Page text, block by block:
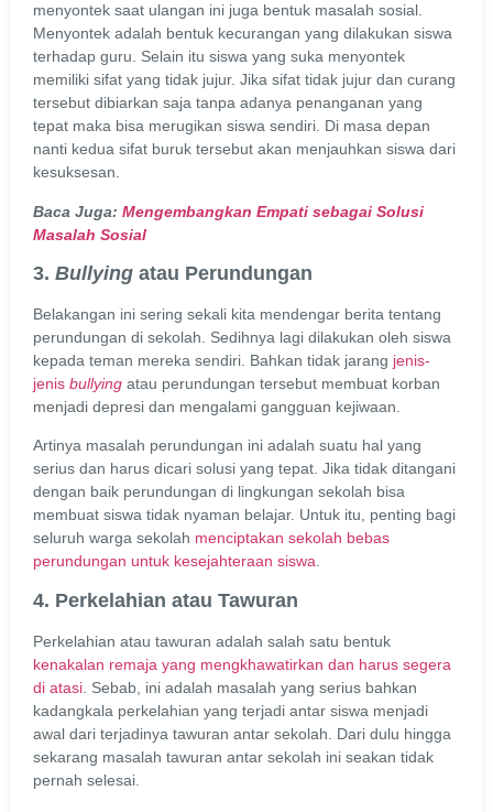
menyontek saat ulangan ini juga bentuk masalah sosial.
Menyontek adalah bentuk kecurangan yang dilakukan siswa
terhadap guru. Selain itu siswa yang suka menyontek
memiliki sifat yang tidak jujur. Jika sifat tidak jujur dan curang
tersebut dibiarkan saja tanpa adanya penanganan yang
tepat maka bisa merugikan siswa sendiri. Di masa depan
nanti kedua sifat buruk tersebut akan menjauhkan siswa dari
kesuksesan.
Baca Juga: Mengembangkan Empati sebagai Solusi
Masalah Sosial
3. Bullying atau Perundungan
Belakangan ini sering sekali kita mendengar berita tentang
perundungan di sekolah. Sedihnya lagi dilakukan oleh siswa
kepada teman mereka sendiri. Bahkan tidak jarang jenis-
jenis bullying atau perundungan tersebut membuat korban
menjadi depresi dan mengalami gangguan kejiwaan.
Artinya masalah perundungan ini adalah suatu hal yang
serius dan harus dicari solusi yang tepat. Jika tidak ditangani
dengan baik perundungan di lingkungan sekolah bisa
membuat siswa tidak nyaman belajar. Untuk itu, penting bagi
seluruh warga sekolah menciptakan sekolah bebas
perundungan untuk kesejahteraan siswa.
4. Perkelahian atau Tawuran
Perkelahian atau tawuran adalah salah satu bentuk
kenakalan remaja yang mengkhawatirkan dan harus segera
di atasi . Sebab, ini adalah masalah yang serius bahkan
kadangkala perkelahian yang terjadi antar siswa menjadi
awal dari terjadinya tawuran antar sekolah. Dari dulu hingga
sekarang masalah tawuran antar sekolah ini seakan tidak
pernah selesai.